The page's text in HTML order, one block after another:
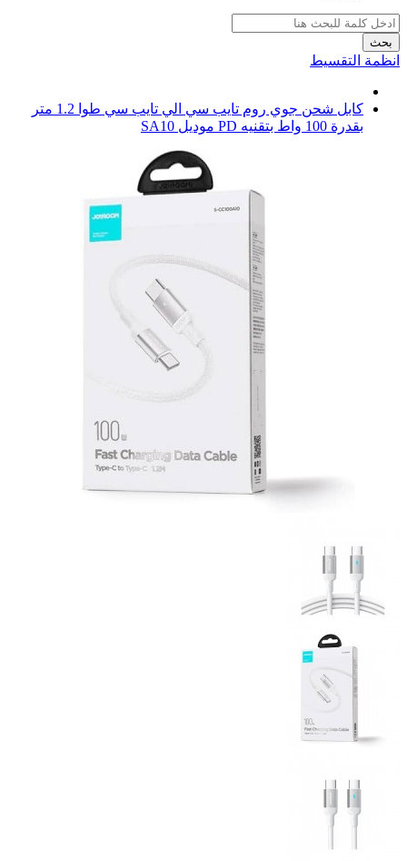
بحث
انظمة التقسيط
كابل شحن جوي روم تايب سي الي تايب سي طوا 1.2 متر
بقدرة 100 واط بتقنيه PD موديل SA10